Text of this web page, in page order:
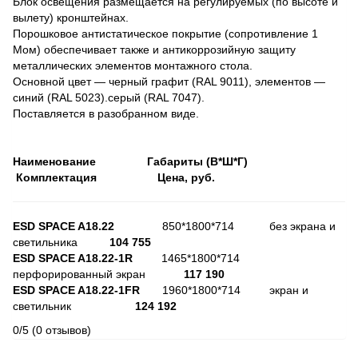
вылету) кронштейнах.
Порошковое антистатическое покрытие (сопротивление 1
Мом) обеспечивает также и антикоррозийную защиту
металлических элементов монтажного стола.
Основной цвет — черный графит (RAL 9011), элементов —
синий (RAL 5023).серый (RAL 7047).
Поставляется в разобранном виде.
Наименование Габариты (В*Ш*Г)
Комплектация Цена, руб.
ESD SPACE A18.22 850*1800*714 без экрана и
светильника 104 755
ESD SPACE A18.22-1R 1465*1800*714
перфорированный экран 117 190
ESD SPACE A18.22-1FR 1960*1800*714 экран и
светильник 124 192
0/5 (0 отзывов)